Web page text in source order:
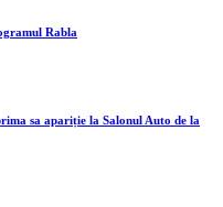
Rabla
sa apariție la Salonul Auto de la